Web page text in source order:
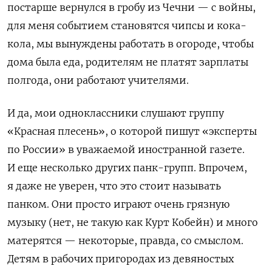
постарше вернулся в гробу из Чечни — с войны,
для меня событием становятся чипсы и кока-
кола, мы вынуждены работать в огороде, чтобы
дома была еда, родителям не платят зарплаты
полгода, они работают учителями.
И да, мои одноклассники слушают группу
«Красная плесень», о которой пишут «эксперты
по России» в уважаемой иностранной газете.
И еще несколько других панк-групп. Впрочем,
я даже не уверен, что это стоит называть
панком. Они просто играют очень грязную
музыку (нет, не такую как Курт Кобейн) и много
матерятся — некоторые, правда, со смыслом.
Детям в рабочих пригородах из девяностых